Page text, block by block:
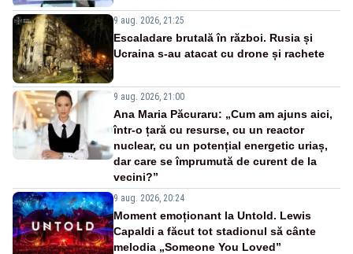
9 aug. 2026, 21:25
Escaladare brutală în război. Rusia și
Ucraina s-au atacat cu drone și rachete
9 aug. 2026, 21:00
Ana Maria Păcuraru: „Cum am ajuns aici,
într-o țară cu resurse, cu un reactor
nuclear, cu un potențial energetic uriaș,
dar care se împrumută de curent de la
vecini?”
9 aug. 2026, 20:24
Moment emoționant la Untold. Lewis
Capaldi a făcut tot stadionul să cânte
melodia „Someone You Loved”